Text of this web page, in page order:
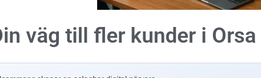
väg till fler kunder i Orsa